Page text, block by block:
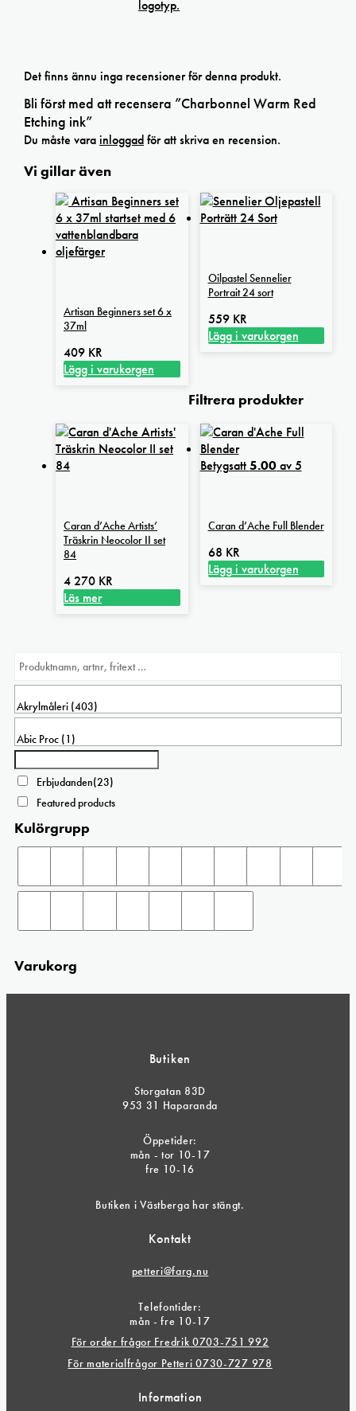
Det finns ännu inga recensioner för denna produkt.
Bli först med att recensera ”Charbonnel Warm Red
Etching ink”
Du måste varainloggadför att skriva en recension.
Vi gillar även
Artisan Beginners set 6 x
37ml
409 KR
Lägg i varukorgen
Oilpastel Sennelier
Portrait 24 sort
559 KR
Lägg i varukorgen
Caran d’Ache Artists’
Träskrin Neocolor II set
84
4 270 KR
Läs mer
Betygsatt5.00av 5
Caran d’Ache Full Blender
68 KR
Lägg i varukorgen
Filtrera produkter
Erbjudanden(23)
Featured products
Kulörgrupp
Varukorg
Butiken
Storgatan 83D
953 31 Haparanda
Öppetider:
mån - tor 10-17
fre 10-16
Butiken i Västberga har stängt.
Kontakt
petteri@farg.nu
Telefontider:
mån - fre 10-17
För order frågor Fredrik 0703-751 992
För materialfrågor Petteri 0730-727 978
Information